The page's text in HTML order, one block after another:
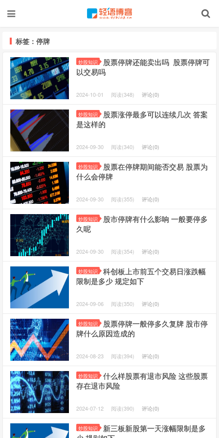
标签：停牌
炒股知识
股票停牌还能卖出吗 股票停牌可
以交易吗
2024-10-01 阅读(348) 评论(0)
炒股知识
股票涨停最多可以连续几次 答案
是这样的
2024-09-30 阅读(340) 评论(0)
炒股知识
股票在停牌期间能否交易 股票为
什么会停牌
2024-09-30 阅读(355) 评论(0)
炒股知识
股市停牌有什么影响 一般要停多
久呢
2024-09-30 阅读(354) 评论(0)
炒股知识
科创板上市前五个交易日涨跌幅
限制是多少 规定如下
2024-09-06 阅读(350) 评论(0)
炒股知识
股票停牌一般停多久复牌 股市停
牌什么原因造成的
2024-08-23 阅读(394) 评论(0)
炒股知识
什么样股票有退市风险 这些股票
存在退市风险
2024-07-12 阅读(390) 评论(0)
炒股知识
新三板新股第一天涨幅限制是多